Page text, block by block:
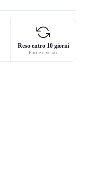
Reso entro 10 giorni
Facile e veloce